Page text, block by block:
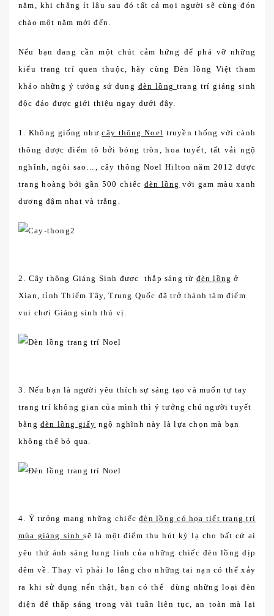
năm, khi chẳng ít lâu sau đó tất cả mọi người sẽ cùng đón
chào một năm mới đến.
Nếu bạn đang cần một chút cảm hứng để phá vỡ những
kiểu trang trí quen thuộc, hãy cùng Đèn lồng Việt tham
khảo những ý tưởng sử dụng đèn lồng trang trí giáng sinh
độc đáo được giới thiệu ngay dưới đây.
1. Không giống nhưcây thông Noel truyền thống với cành
thông được điểm tô bởi bóng tròn, hoa tuyết, tất vải ngộ
nghĩnh, ngôi sao…, cây thông Noel Hilton năm 2012 được
trang hoàng bởi gần 500 chiếc đèn lồng với gam màu xanh
dương đậm nhạt và trắng.
2. Cây thông Giáng Sinh được thắp sáng từ đèn lồng ở
Xian, tỉnh Thiểm Tây, Trung Quốc đã trở thành tâm điểm
vui chơi Giáng sinh thú vị.
3. Nếu bạn là người yêu thích sự sáng tạo và muốn tự tay
trang trí không gian của mình thì ý tưởng chú người tuyết
bằng đèn lồng giấy ngộ nghĩnh này là lựa chọn mà bạn
không thể bỏ qua.
4. Ý tưởng mang những chiếcđèn lồng có họa tiết trang trí
mùa giáng sinhsẽ là một điểm thu hút kỳ lạ cho bất cứ ai
yêu thứ ánh sáng lung linh của những chiếc đèn lồng dịp
đêm về. Thay vì phải lo lắng cho những tai nạn có thể xảy
ra khi sử dụng nến thật, bạn có thể dùng những loại đèn
điện để thắp sáng trong vài tuần liên tục, an toàn mà lại